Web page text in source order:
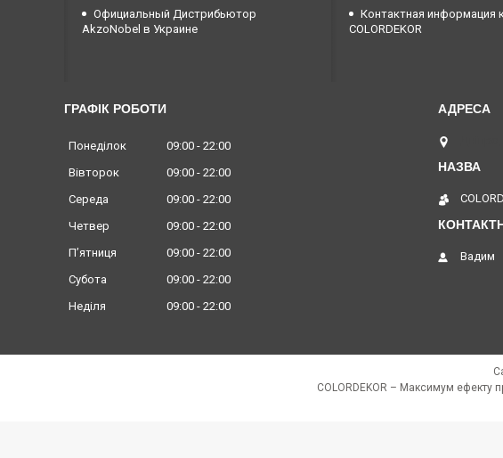
Официальный Дистрибьютор
AkzoNobel в Украине
Контактная информация
COLORDEKOR
ГРАФІК РОБОТИ
Понеділок 09:00
22:00
Вівторок
09:00
22:00
Середа
09:00
22:00
Четвер
09:00
22:00
Пʼятниця
09:00
22:00
Субота
09:00
22:00
Неділя
09:00 22:00
Вадим